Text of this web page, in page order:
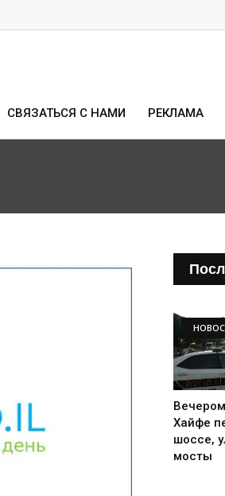
СВЯЗАТЬСЯ С НАМИ РЕКЛАМА
Хайфе
шоссе,
мосты